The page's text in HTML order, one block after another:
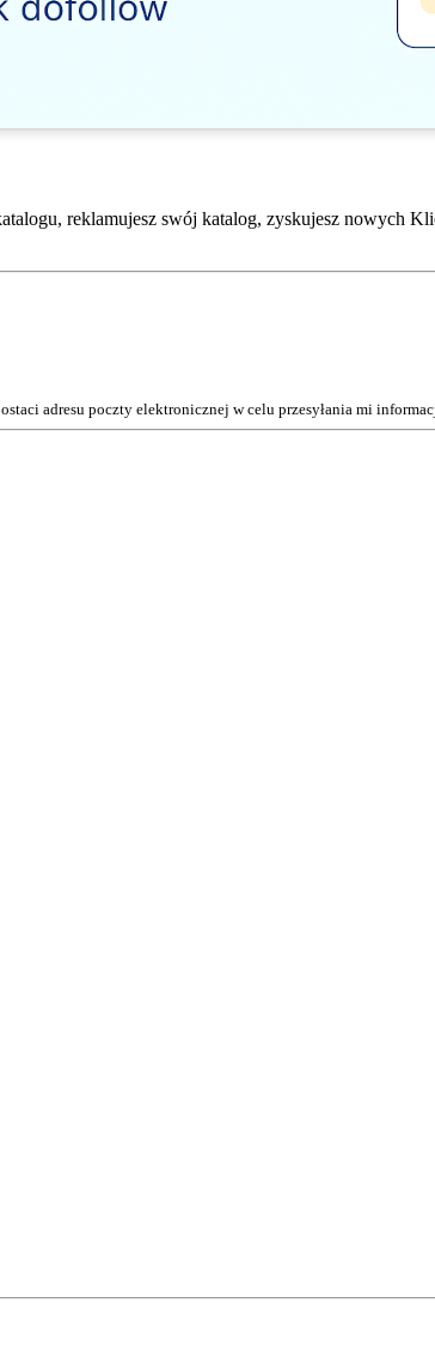
reklamujesz swój katalog, zyskujesz nowych
adresu poczty elektronicznej w celu przesyłania mi